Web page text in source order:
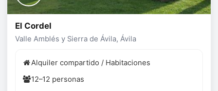
El Cordel
Valle Amblés y Sierra de Ávila, Ávila
Alquiler compartido / Habitaciones
12–12 personas